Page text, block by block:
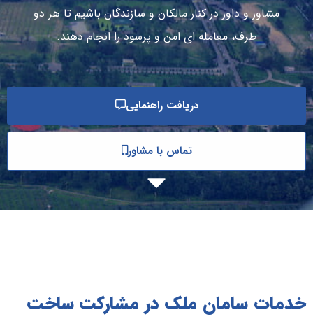
مشاور و داور در کنار مالکان و سازندگان باشیم تا هر دو
طرف، معامله ای امن و پرسود را انجام دهند.
دریافت راهنمایی
تماس با مشاور
خدمات سامان ملک در مشارکت ساخت